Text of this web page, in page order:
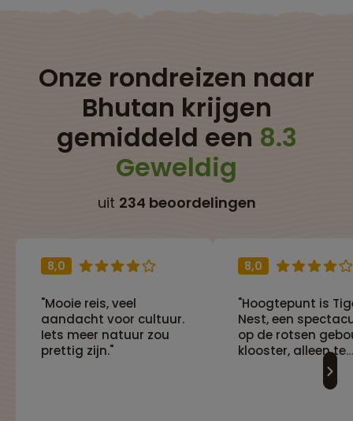
Onze rondreizen naar
Bhutan krijgen
gemiddeld een 8.3
Geweldig
uit 234 beoordelingen
8,0
"Mooie reis, veel
aandacht voor cultuur.
Iets meer natuur zou
prettig zijn."
8,0
"Hoogtepunt is
Nest, een
op de rotsen
klooster, alleen te
bereiken via pad/
trappen.